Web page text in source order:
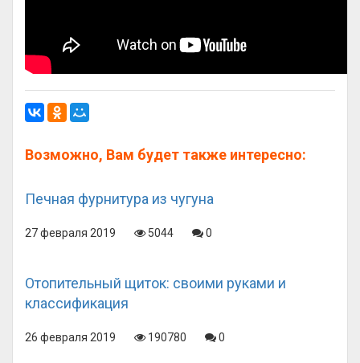
Возможно, Вам будет также интересно:
Печная фурнитура из чугуна
27 февраля 2019 5044 0
Отопительный щиток: своими руками и
классификация
26 февраля 2019 190780 0